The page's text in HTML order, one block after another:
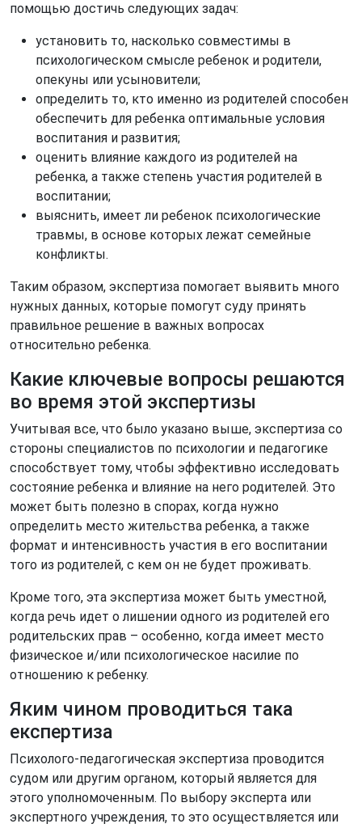
помощью достичь следующих задач:
установить то, насколько совместимы в
психологическом смысле ребенок и родители,
опекуны или усыновители;
определить то, кто именно из родителей способен
обеспечить для ребенка оптимальные условия
воспитания и развития;
оценить влияние каждого из родителей на
ребенка, а также степень участия родителей в
воспитании;
выяснить, имеет ли ребенок психологические
травмы, в основе которых лежат семейные
конфликты.
Таким образом, экспертиза помогает выявить много
нужных данных, которые помогут суду принять
правильное решение в важных вопросах
относительно ребенка.
Какие ключевые вопросы решаются
во время этой экспертизы
Учитывая все, что было указано выше, экспертиза со
стороны специалистов по психологии и педагогике
способствует тому, чтобы эффективно исследовать
состояние ребенка и влияние на него родителей. Это
может быть полезно в спорах, когда нужно
определить место жительства ребенка, а также
формат и интенсивность участия в его воспитании
того из родителей, с кем он не будет проживать.
Кроме того, эта экспертиза может быть уместной,
когда речь идет о лишении одного из родителей его
родительских прав – особенно, когда имеет место
физическое и/или психологическое насилие по
отношению к ребенку.
Яким чином проводиться така
експертиза
Психолого-педагогическая экспертиза проводится
судом или другим органом, который является для
этого уполномоченным. По выбору эксперта или
экспертного учреждения, то это осуществляется или